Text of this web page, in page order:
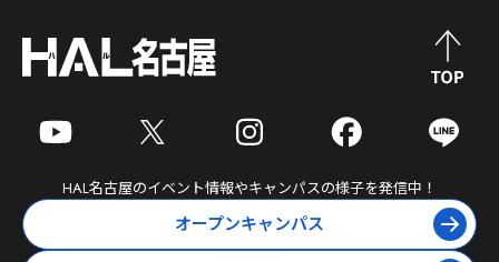
HAL名古屋のイベント情報やキャンパスの様子を発信中！
オープンキャンパス